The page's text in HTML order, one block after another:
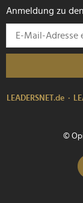
Anmeldung zu
LEADERSNET.de
©